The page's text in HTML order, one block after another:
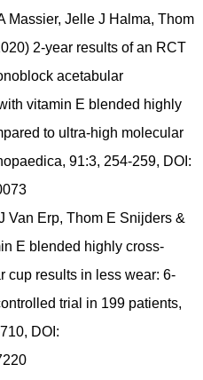
Massier, Jelle J Halma, Thom
2-year results of an RCT
acetabular
vitamin E blended highly
to ultra-high molecular
91:3, 254-259, DOI:
Van Erp, Thom E Snijders &
E blended highly cross-
cup results in less wear: 6-
trial in 199 patients,
DOI: